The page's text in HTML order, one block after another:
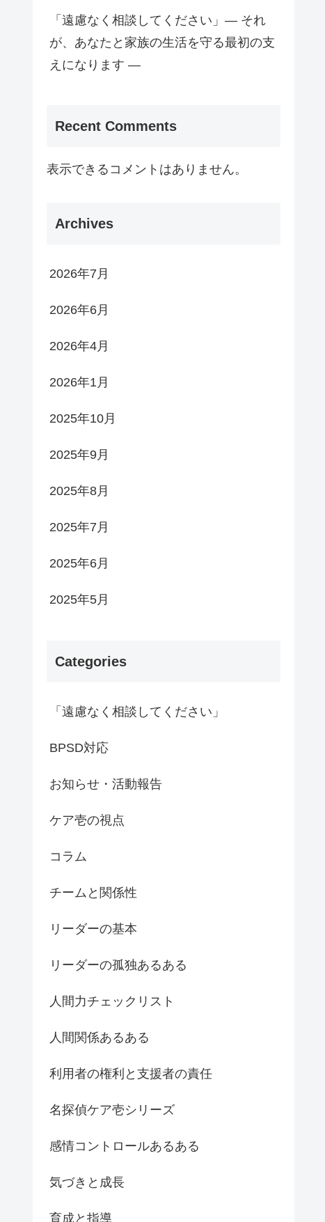
「遠慮なく相談してください」— それ
が、あなたと家族の生活を守る最初の支
えになります —
Recent Comments
表示できるコメントはありません。
Archives
2026年7月
2026年6月
2026年4月
2026年1月
2025年10月
2025年9月
2025年8月
2025年7月
2025年6月
2025年5月
Categories
「遠慮なく相談してください」
BPSD対応
お知らせ・活動報告
ケア壱の視点
コラム
チームと関係性
リーダーの基本
リーダーの孤独あるある
人間力チェックリスト
人間関係あるある
利用者の権利と支援者の責任
名探偵ケア壱シリーズ
感情コントロールあるある
気づきと成長
育成と指導